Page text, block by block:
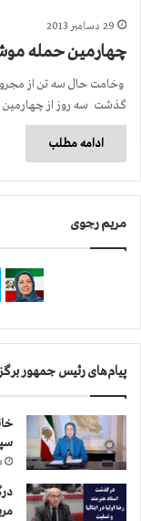
29 دسامبر 2013
چهارمین حمله
وخامت حال سه تن از
گذشت سه روز از
ادامه مطلب
مریم رجوی
پیام‌های رئیس جمهور